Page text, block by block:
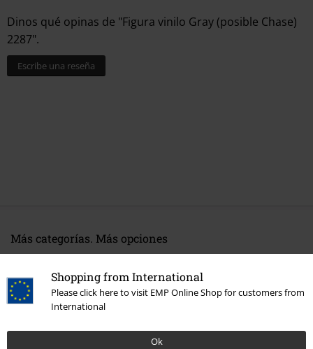
Shopping from International
Please click here to visit EMP Online Shop for customers from
International
Ok
Dinos qué opinas de "Figura vinilo Gray (posible Chase)
2287".
Escribe una reseña
Más categorías. Más opciones
Películas & TV Funko Pop!
Funko Pop! Anime